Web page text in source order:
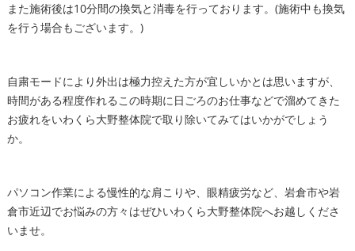
また施術後は10分間の換気と消毒を行っております。(施術中も換気
を行う場合もございます。)
自粛モードにより外出は極力控えた方が宜しいかとは思いますが、
時間がある程度作れるこの時期に日ごろのお仕事などで溜めてきた
お疲れをいわくら大野整体院で取り除いてみてはいかがでしょう
か。
パソコン作業による慢性的な肩こりや、眼精疲労など、岩倉市や岩
倉市近辺でお悩みの方々はぜひいわくら大野整体院へお越しくださ
いませ。